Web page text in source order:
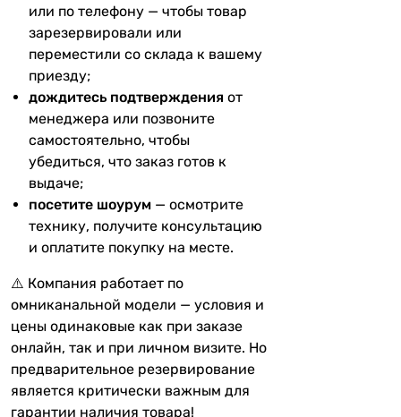
или по телефону — чтобы товар
зарезервировали или
переместили со склада к вашему
приезду;
дождитесь подтверждения от
менеджера или позвоните
самостоятельно, чтобы
убедиться, что заказ готов к
выдаче;
посетите шоурум — осмотрите
технику, получите консультацию
и оплатите покупку на месте.
⚠️ Компания работает по
омниканальной модели — условия и
цены одинаковые как при заказе
онлайн, так и при личном визите. Но
предварительное резервирование
является критически важным для
гарантии наличия товара!